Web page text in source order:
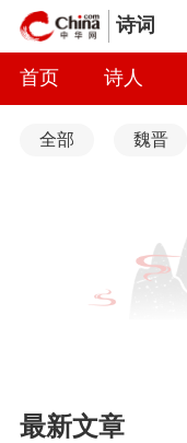
诗词
首页 诗人
全部 魏晋
最新文章